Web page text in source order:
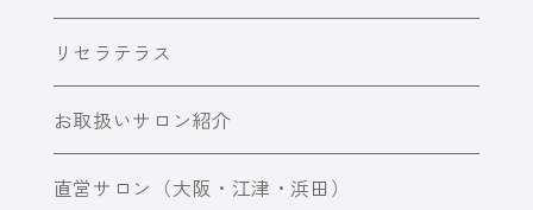
リセラテラス
お取扱いサロン紹介
直営サロン（大阪・江津・浜田）